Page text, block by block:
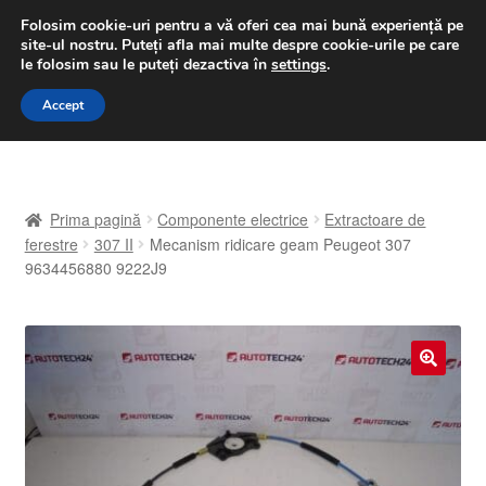
LIVRARE de la 33 lei
luni-vineri 9 a.m. - 4 p.m.031 229 6816
Sari
Sari
A lua legatura
Coș
Despre noi
Finalizare comandă
Prima pagină Componente electrice
Extractoare de
ferestre
307 II
Mecanism ridicare geam Peugeot 307
9634456880 9222J9
Folosim cookie-uri pentru a vă oferi cea mai bună experiență pe
site-ul nostru. Puteți afla mai multe despre cookie-urile pe care
le folosim sau le puteți dezactiva în settings.
Accept